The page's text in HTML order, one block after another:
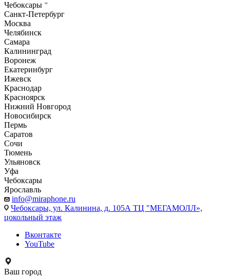
Чебоксары
Санкт-Петербург
Москва
Челябинск
Самара
Калининград
Воронеж
Екатеринбург
Ижевск
Краснодар
Красноярск
Нижний Новгород
Новосибирск
Пермь
Саратов
Сочи
Тюмень
Ульяновск
Уфа
Чебоксары
Ярославль
info@miraphone.ru
Чебоксары, ул. Калинина, д. 105А ТЦ "МЕГАМОЛЛ»,
цокольный этаж
Вконтакте
YouTube
Ваш город